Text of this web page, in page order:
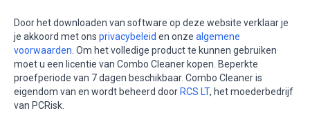
Door het downloaden van software op deze website verklaar je
je akkoord met ons privacybeleid en onze algemene
voorwaarden . Om het volledige product te kunnen gebruiken
moet u een licentie van Combo Cleaner kopen. Beperkte
proefperiode van 7 dagen beschikbaar. Combo Cleaner is
eigendom van en wordt beheerd door RCS LT, het moederbedrijf
van PCRisk.